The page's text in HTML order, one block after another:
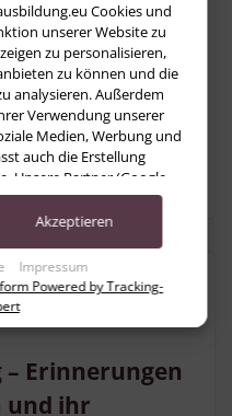
des Musik-
Ein
aus
Erinnerungen
und ihr
Cookies und
unserer Website zu
zu personalisieren,
zu können und die
analysieren. Außerdem
Verwendung unserer
Medien, Werbung und
auch die Erstellung
Unsere Partner (Google
diese Informationen
zusammen, die Sie ihnen
Ihrer Nutzung der
Nutzungsdaten anderer
von Cookies und
indem Sie auf den
klicken und dort die
vornehmen.
durch unsere Partner:
Impressum
Akzeptieren
Powered by Tracking-